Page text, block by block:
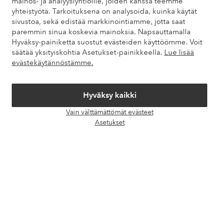
yhteistyötä. Tarkoituksena on analysoida, kuinka käytät
sivustoa, sekä edistää markkinointiamme, jotta saat
paremmin sinua koskevia mainoksia. Napsauttamalla
Hyväksy-painiketta suostut evästeiden käyttöömme. Voit
säätää yksityiskohtia Asetukset-painikkeella. Lue lisää
evästekäytännöstämme.
Hyväksy kaikki
Vain välttämättömät evästeet
Asetukset
Asiakaspalvelu Tilaukset Maksutavat
Omat sivut
Tietoa Elloksesta